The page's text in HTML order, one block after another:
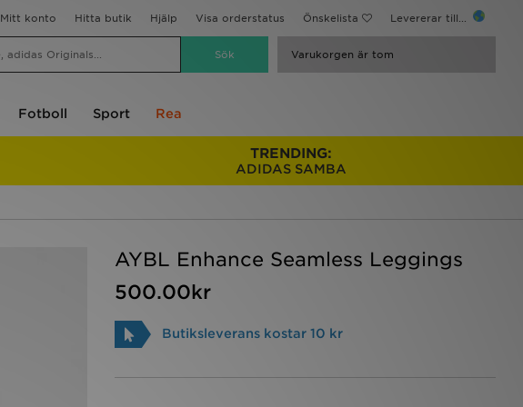
Mitt konto Hitta butik Hjälp Visa orderstatus Önskelista Levererar till...
Varukorgen är tom
Fotboll Sport Rea
TRENDING:
ADIDAS SAMBA
AYBL Enhance Seamless Leggings
500.00kr
Butiksleverans kostar 10 kr